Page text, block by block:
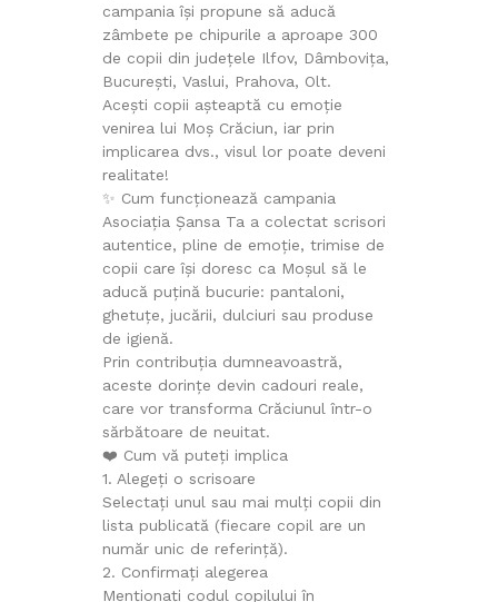
campania își propune să aducă
zâmbete pe chipurile a aproape 300
de copii din județele Ilfov, Dâmbovița,
București, Vaslui, Prahova, Olt.
Acești copii așteaptă cu emoție
venirea lui Moș Crăciun, iar prin
implicarea dvs., visul lor poate deveni
realitate!
✨ Cum funcționează campania
Asociația Șansa Ta a colectat scrisori
autentice, pline de emoție, trimise de
copii care își doresc ca Moșul să le
aducă puțină bucurie: pantaloni,
ghetuțe, jucării, dulciuri sau produse
de igienă.
Prin contribuția dumneavoastră,
aceste dorințe devin cadouri reale,
care vor transforma Crăciunul într-o
sărbătoare de neuitat.
❤️ Cum vă puteți implica
1. Alegeți o scrisoare
Selectați unul sau mai mulți copii din
lista publicată (fiecare copil are un
număr unic de referință).
2. Confirmați alegerea
Menționați codul copilului în